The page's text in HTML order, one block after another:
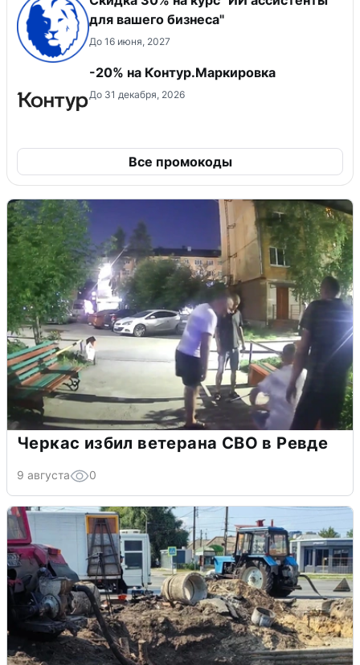
для вашего бизнеса"
До 16 июня, 2027
-20% на Контур.Маркировка
До 31 декабря, 2026
Все промокоды
Черкас избил ветерана СВО в Ревде
9 августа 0